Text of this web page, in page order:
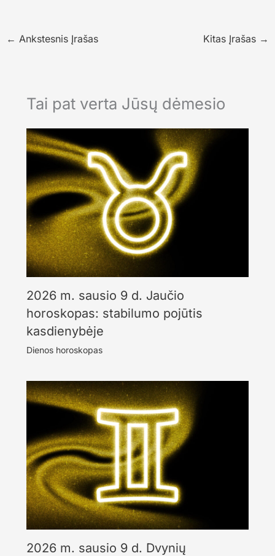
← Ankstesnis Įrašas Kitas Įrašas →
Tai pat verta Jūsų dėmesio
2026 m. sausio 9 d. Jaučio
horoskopas: stabilumo pojūtis
kasdienybėje
Dienos horoskopas
2026 m. sausio 9 d. Dvynių